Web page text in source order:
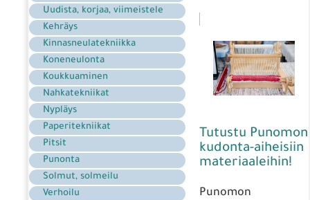
Uudista, korjaa, viimeistele
Kehräys
Kinnasneulatekniikka
Koneneulonta
Koukkuaminen
Nahkatekniikat
Nypläys
Paperitekniikat
Pitsit
Punonta
Solmut, solmeilu
Verhoilu
Tutustu Punomon
kudonta-aiheisiin
materiaaleihin!
Punomon